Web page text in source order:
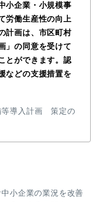
小企業・小規模事
労働生産性の向上
計画は、市区町村
」の同意を受けて
とができます。認
などの支援措置を
導入計画 策定の
小企業の業況を改善